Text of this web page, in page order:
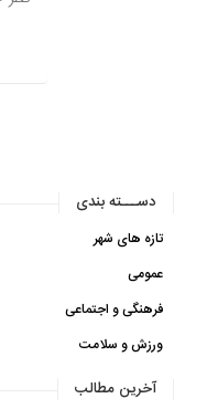
دســـته بندی
تازه های شهر
عمومی
فرهنگی و اجتماعی
ورزش و سلامت
آخرین مطالب